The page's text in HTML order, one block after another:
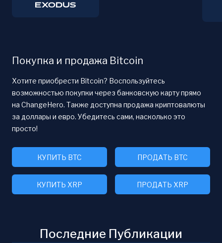
Покупка и продажа Bitcoin
Хотите приобрести Bitcoin? Воспользуйтесь
возможностью покупки через банковскую карту прямо
на ChangeHero. Также доступна продажа криптовалюты
за доллары и евро. Убедитесь сами, насколько это
просто!
КУПИТЬ BTC ПРОДАТЬ BTC
КУПИТЬ XRP ПРОДАТЬ XRP
Последние Публикации